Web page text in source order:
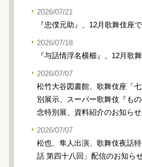
2026/07/21
『忠僕元助』、12月歌舞伎座
2026/07/18
『与話情浮名横櫛』、12月歌
2026/07/07
松竹大谷図書館、歌舞伎座「
別展示、スーパー歌舞伎『も
念特別展、資料紹介のお知らせ
2026/07/07
松也、隼人出演、歌舞伎夜話
話 第四十八回」配信のお知ら